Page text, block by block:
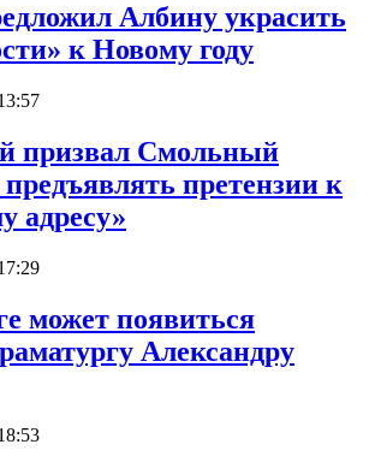
Албину украсить
к Новому году
призвал Смольный
претензии к
адресу»
может появиться
Александру